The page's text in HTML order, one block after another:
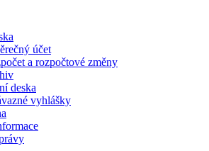
účet
a rozpočtové změny
deska
vyhlášky